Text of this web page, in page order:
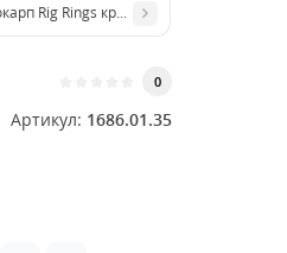
#1L Rig Rings крючковые 3.1мм (10шт/
0
Артикул: 1686.01.35